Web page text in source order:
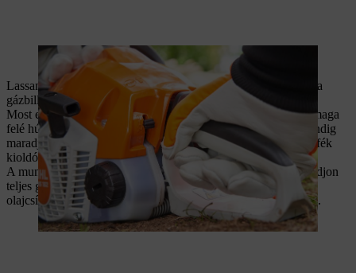
A gázkart mutatóujjal kell megnyomni.
Lassan emelje fel a motorfűrészt a földről, de közben ne érjen a
gázbillentyűhöz.
Most engedje ki a láncféket úgy, hogy a bal kéz négy ujjával maga
felé húzza a láncfék karját. Eközben azonban a hüvelykujj mindig
maradjon a csőfogantyú körül alulról. Ha kattanást hall, a láncfék
kioldódott.
A munka megkezdése előtt ellenőrizze a lánc kenését: ehhez adjon
teljes gázt és emelje a fűrészt sima háttér előtt, amelyen némi
olajcsíknak kell látszódnia néhány másodpercnyi gázadás után.